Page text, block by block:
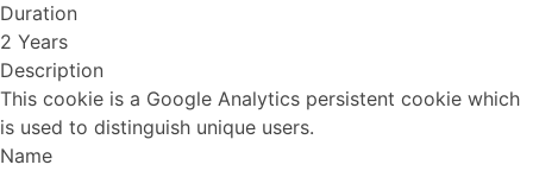
Duration
2 Years
Description
This cookie is a Google Analytics persistent cookie which
is used to distinguish unique users.
Name